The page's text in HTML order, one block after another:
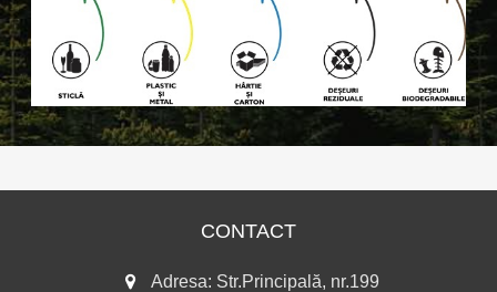
CONTACT
Adresa: Str.Principală, nr.199